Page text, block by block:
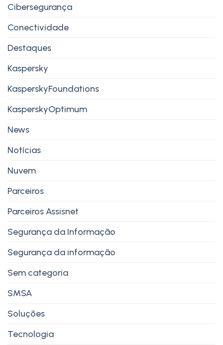
Cibersegurança
Conectividade
Destaques
Kaspersky
KasperskyFoundations
KasperskyOptimum
News
Notícias
Nuvem
Parceiros
Parceiros Assisnet
Segurança da Informação
Segurança da informação
Sem categoria
SMSA
Soluções
Tecnologia